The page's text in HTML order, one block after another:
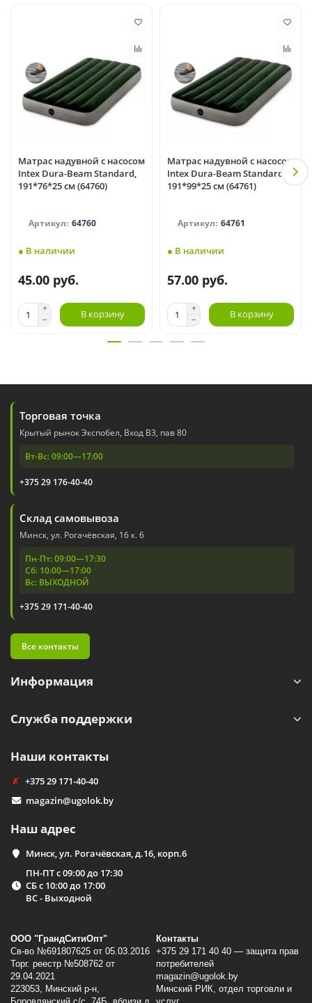
Матрас надувной с насосом
Intex Dura-Beam Standard,
191*76*25 см (64760)
64760
● В наличии
45.00 руб.
В корзину
Матрас надувной с насосом
Intex Dura-Beam Standard,
191*99*25 см (64761)
64761
● В наличии
57.00 руб.
В корзину
Торговая точка
Крытый рынок Экспобел, Вход В3, пав 80
Вт-Вс: 09:00—17:00
+375 29 176-40-40
Склад самовывоза
Минск, ул. Рогачёвская, 16 к. 6
Пн-Пт: 09:00—17:30
Сб: 10:00—17:00
Вс: ВЫХОДНОЙ
+375 29 171-40-40
Все контакты
Информация
Служба поддержки
Наши контакты
+375 29 171-40-40
magazin@ugolok.by
Наш адрес
Минск, ул. Рогачёвская, д.16, корп.6
ПН-ПТ с 09:00 до 17:30
СБ с 10:00 до 17:00
ВС - Выходной
ООО "ГрандСитиОпт"
Св-во №691807625 от 05.03.2016
Торг. реестр №508762 от
29.04.2021
223053, Минский p-н,
Контакты
+375 29 171 40 40 — защита прав
потребителей
magazin@ugolok.by
Минский РИК, отдел торговли и